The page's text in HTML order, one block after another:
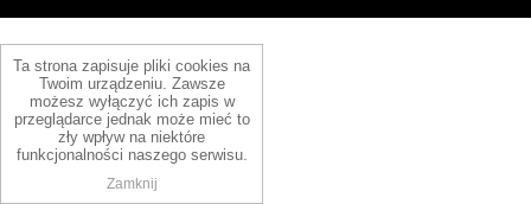
Ta strona zapisuje pliki cookies na
Twoim urządzeniu. Zawsze
możesz wyłączyć ich zapis w
przeglądarce jednak może mieć to
zły wpływ na niektóre
funkcjonalności naszego serwisu.
Zamknij